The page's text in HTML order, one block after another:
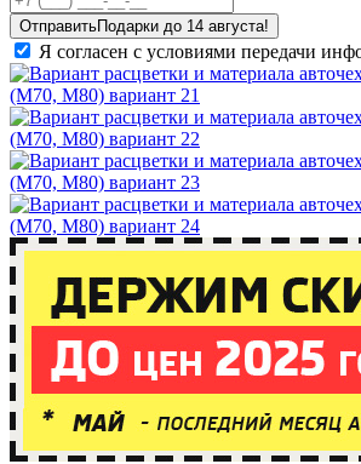
Отправить
Я согласен с условиями передачи